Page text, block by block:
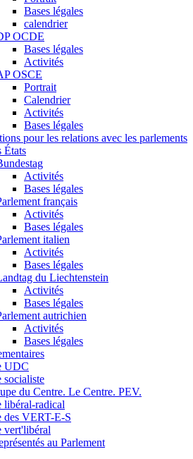
Bases légales
calendrier
OCDE
Bases légales
Activités
OSCE
Portrait
Calendrier
Activités
Bases légales
pour les relations avec les parlements
États
Activités
Bases légales
français
Activités
Bases légales
italien
Activités
Bases légales
du Liechtenstein
Activités
Bases légales
autrichien
Activités
Bases légales
UDC
socialiste
du Centre. Le Centre. PEV.
libéral-radical
des VERT-E-S
vert'libéral
au Parlement